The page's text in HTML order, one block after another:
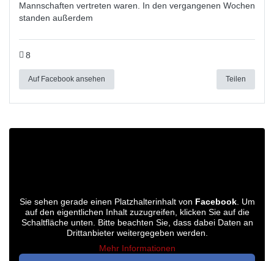
Mannschaften vertreten waren. In den vergangenen Wochen
standen außerdem
8
Auf Facebook ansehen Teilen
Sie sehen gerade einen Platzhalterinhalt von Facebook. Um
auf den eigentlichen Inhalt zuzugreifen, klicken Sie auf die
Schaltfläche unten. Bitte beachten Sie, dass dabei Daten an
Drittanbieter weitergegeben werden.
Mehr Informationen